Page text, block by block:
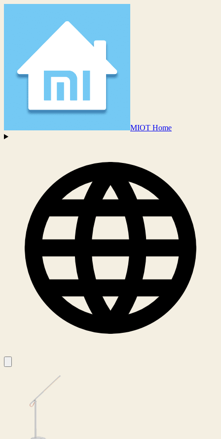
MIOT Home